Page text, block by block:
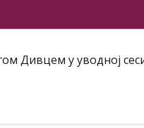
Дивцем у уводној